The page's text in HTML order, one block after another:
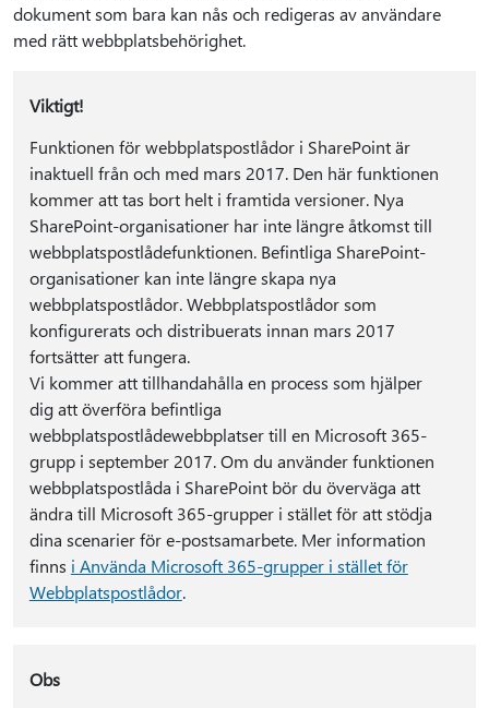
dokument som bara kan nås och redigeras av användare
med rätt webbplatsbehörighet.
Viktigt!
Funktionen för webbplatspostlådor i SharePoint är
inaktuell från och med mars 2017. Den här funktionen
kommer att tas bort helt i framtida versioner. Nya
SharePoint-organisationer har inte längre åtkomst till
webbplatspostlådefunktionen. Befintliga SharePoint-
organisationer kan inte längre skapa nya
webbplatspostlådor. Webbplatspostlådor som
konfigurerats och distribuerats innan mars 2017
fortsätter att fungera.
Vi kommer att tillhandahålla en process som hjälper
dig att överföra befintliga
webbplatspostlådewebbplatser till en Microsoft 365-
grupp i september 2017. Om du använder funktionen
webbplatspostlåda i SharePoint bör du överväga att
ändra till Microsoft 365-grupper i stället för att stödja
dina scenarier för e-postsamarbete. Mer information
finns i Använda Microsoft 365-grupper i stället för
Webbplatspostlådor.
Obs